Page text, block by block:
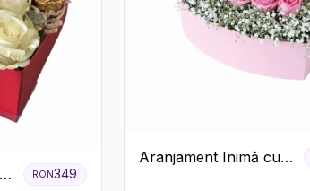
RON349
Aranjament Inimă cu